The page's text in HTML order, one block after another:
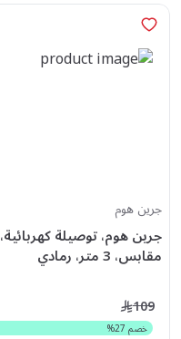
جرين هوم
مقابس، 3 متر، رمادي
109
خصم27
%